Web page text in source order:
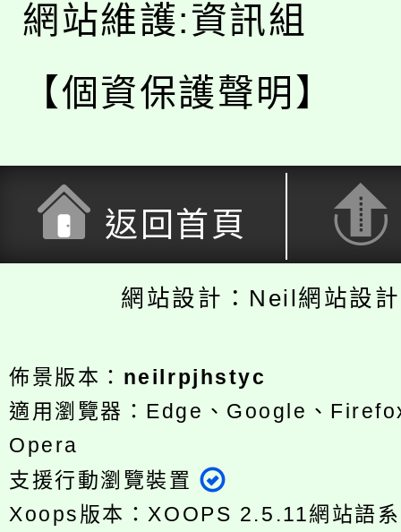
網站維護:資訊組
【個資保護聲明】
返回首頁
網站設計：Neil網站設
佈景版本： neilrpjhstyc
適用瀏覽器：Edge、Google、
Opera
支援行動瀏覽裝置
Xoops版本： XOOPS 2.5.11網站語